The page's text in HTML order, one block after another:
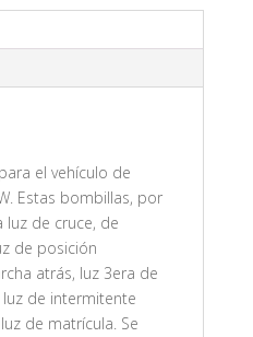
el vehículo de
Estas bombillas, por
luz de cruce, de
de posición
atrás, luz 3era de
de intermitente
de matrícula. Se